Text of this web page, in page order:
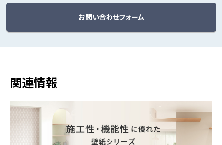
お問い合わせフォーム
関連情報